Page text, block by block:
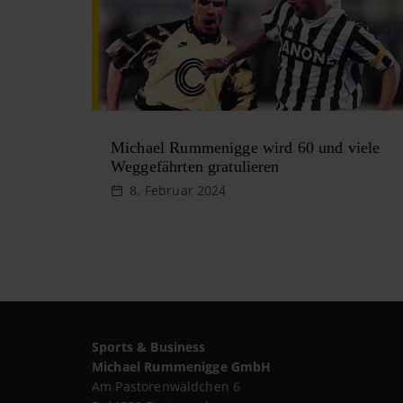
a
o
n
Michael Rummenigge wird 60 und viele
Weggefährten gratulieren
8. Februar 2024
Sports & Business
Michael Rummenigge GmbH
Am Pastorenwäldchen 6